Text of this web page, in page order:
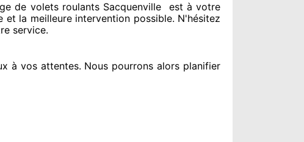
de volets roulants Sacquenville est à votre
et la meilleure intervention possible. N'hésitez
service.
à vos attentes. Nous pourrons alors planifier